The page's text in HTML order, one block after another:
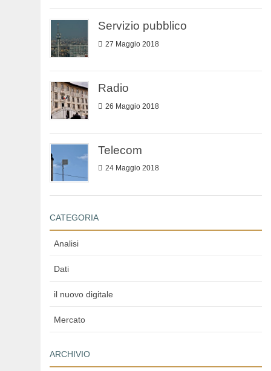
Servizio pubblico
27 Maggio 2018
Radio
26 Maggio 2018
Telecom
24 Maggio 2018
CATEGORIA
Analisi
Dati
il nuovo digitale
Mercato
ARCHIVIO